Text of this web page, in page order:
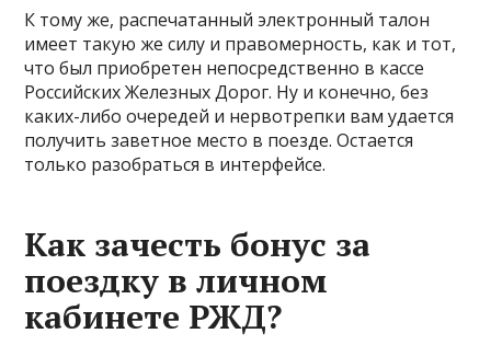
К тому же, распечатанный электронный талон
имеет такую же силу и правомерность, как и тот,
что был приобретен непосредственно в кассе
Российских Железных Дорог. Ну и конечно, без
каких-либо очередей и нервотрепки вам удается
получить заветное место в поезде. Остается
только разобраться в интерфейсе.
Как зачесть бонус за
поездку в личном
кабинете РЖД?